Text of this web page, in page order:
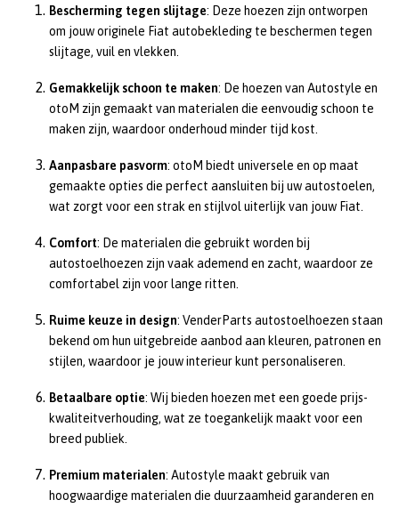
Bescherming tegen slijtage: Deze hoezen zijn ontworpen
om jouw originele Fiat autobekleding te beschermen tegen
slijtage, vuil en vlekken.
Gemakkelijk schoon te maken: De hoezen van Autostyle en
otoM zijn gemaakt van materialen die eenvoudig schoon te
maken zijn, waardoor onderhoud minder tijd kost.
Aanpasbare pasvorm: otoM biedt universele en op maat
gemaakte opties die perfect aansluiten bij uw autostoelen,
wat zorgt voor een strak en stijlvol uiterlijk van jouw Fiat.
Comfort: De materialen die gebruikt worden bij
autostoelhoezen zijn vaak ademend en zacht, waardoor ze
comfortabel zijn voor lange ritten.
Ruime keuze in design: VenderParts autostoelhoezen staan
bekend om hun uitgebreide aanbod aan kleuren, patronen en
stijlen, waardoor je jouw interieur kunt personaliseren.
Betaalbare optie: Wij bieden hoezen met een goede prijs-
kwaliteitverhouding, wat ze toegankelijk maakt voor een
breed publiek.
Premium materialen: Autostyle maakt gebruik van
hoogwaardige materialen die duurzaamheid garanderen en